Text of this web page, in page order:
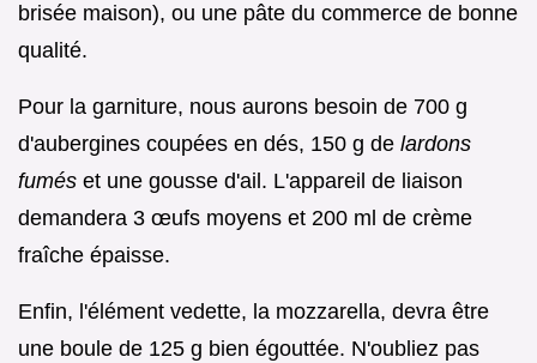
brisée maison), ou une pâte du commerce de bonne
qualité.
Pour la garniture, nous aurons besoin de 700 g
d'aubergines coupées en dés, 150 g de lardons
fumés et une gousse d'ail. L'appareil de liaison
demandera 3 œufs moyens et 200 ml de crème
fraîche épaisse.
Enfin, l'élément vedette, la mozzarella, devra être
une boule de 125 g bien égouttée. N'oubliez pas